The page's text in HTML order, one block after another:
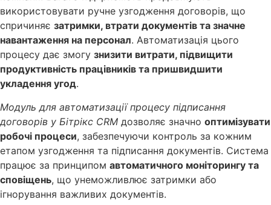
використовувати ручне узгодження договорів, що
спричиняє затримки, втрати документів та значне
навантаження на персонал. Автоматизація цього
процесу дає змогу знизити витрати, підвищити
продуктивність працівників та пришвидшити
укладення угод.
Модуль для автоматизації процесу підписання
договорів у Бітрікс CRM дозволяє значно оптимізувати
робочі процеси, забезпечуючи контроль за кожним
етапом узгодження та підписання документів. Система
працює за принципом автоматичного моніторингу та
сповіщень, що унеможливлює затримки або
ігнорування важливих документів.